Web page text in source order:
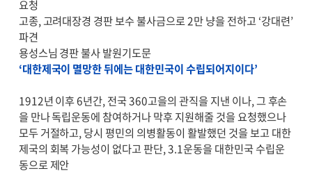
요청
고종, 고려대장경 경판 보수 불사금으로 2만 냥을 전하고 ‘강대련’
파견
용성스님 경판 불사 발원기도문
‘대한제국이 멸망한 뒤에는 대한민국이 수립되어지이다’
1912년 이후 6년간, 전국 360고을의 관직을 지낸 이나, 그 후손
을 만나 독립운동에 참여하거나 막후 지원해줄 것을 요청했으나
모두 거절하고, 당시 평민의 의병활동이 활발했던 것을 보고 대한
제국의 회복 가능성이 없다고 판단, 3.1운동을 대한민국 수립운
동으로 제안